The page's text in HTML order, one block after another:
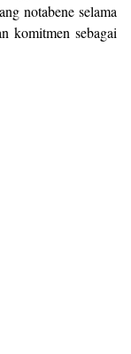
notabene selama
komitmen sebagai